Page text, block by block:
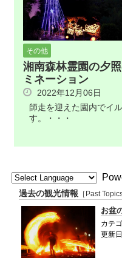
その他
湘南森林霊園の夕
ミネーション
2022年12月06日
師走を迎えた園内でイ
す。・・・
過去の観光情報 ［Past Topics
お盆
カテ
更新